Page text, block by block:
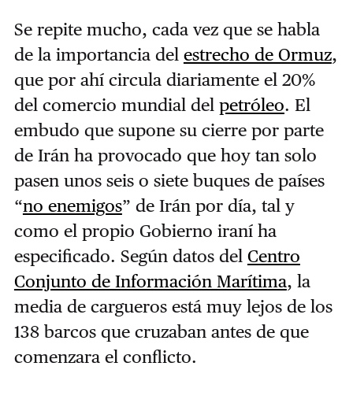
Se repite mucho, cada vez que se habla
de la importancia del estrecho de Ormuz,
que por ahí circula diariamente el 20%
del comercio mundial del petróleo. El
embudo que supone su cierre por parte
de Irán ha provocado que hoy tan solo
pasen unos seis o siete buques de países
“no enemigos” de Irán por día, tal y
como el propio Gobierno iraní ha
especificado. Según datos del Centro
Conjunto de Información Marítima, la
media de cargueros está muy lejos de los
138 barcos que cruzaban antes de que
comenzara el conflicto.